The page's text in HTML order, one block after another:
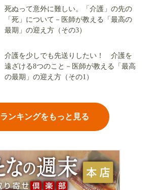
死ぬって意外に難しい。「介護」の先の
「死」について－医師が教える「最高の
最期」の迎え方（その3）
介護を少しでも先送りしたい！ 介護を
遠ざける8つのこと－医師が教える「最高
の最期」の迎え方（その1）
ランキングをもっと見る